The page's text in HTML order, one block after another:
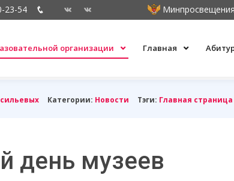
23-54 Минпросвещения
организации Главная
Категории: Новости Тэги: Главная страница
день музеев